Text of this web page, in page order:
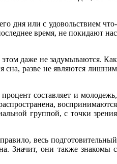
дня или с удовольствием что-
время, не покидают нас
даже не задумываются. Как
сна, разве не являются лишним
составляет и молодежь,
воспринимаются
группой, с точки зрения
весь подготовительный
Значит, они также знакомы с